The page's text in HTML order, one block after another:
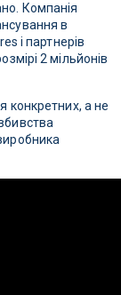
Компанія
в
і партнерів
2 мільйонів
конкретних, а не